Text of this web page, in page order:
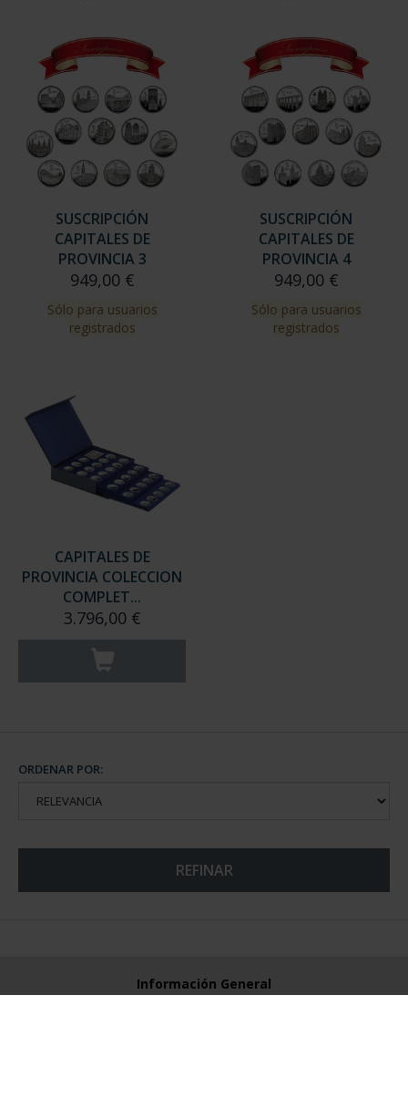
SUSCRIPCIÓN
CAPITALES DE
PROVINCIA 3
949,00 €
Sólo para usuarios
registrados
SUSCRIPCIÓN
CAPITALES DE
PROVINCIA 4
949,00 €
Sólo para usuarios
registrados
CAPITALES DE
PROVINCIA COLECCION
COMPLET...
3.796,00 €
ORDENAR POR:
REFINAR
Información General